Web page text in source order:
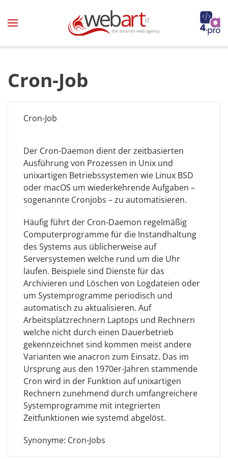
Zum Hauptinhalt springen
Cron-Job
Cron-Job
Der Cron-Daemon dient der zeitbasierten
Ausführung von Prozessen in Unix und
unixartigen Betriebssystemen wie Linux BSD
oder macOS um wiederkehrende Aufgaben –
sogenannte Cronjobs – zu automatisieren.
Häufig führt der Cron-Daemon regelmäßig
Computerprogramme für die Instandhaltung
des Systems aus üblicherweise auf
Serversystemen welche rund um die Uhr
laufen. Beispiele sind Dienste für das
Archivieren und Löschen von Logdateien oder
um Systemprogramme periodisch und
automatisch zu aktualisieren. Auf
Arbeitsplatzrechnern Laptops und Rechnern
welche nicht durch einen Dauerbetrieb
gekennzeichnet sind kommen meist andere
Varianten wie anacron zum Einsatz. Das im
Ursprung aus den 1970er-Jahren stammende
Cron wird in der Funktion auf unixartigen
Rechnern zunehmend durch umfangreichere
Systemprogramme mit integrierten
Zeitfunktionen wie systemd abgelöst.
Synonyme: Cron-Jobs